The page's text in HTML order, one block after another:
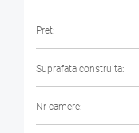
Pret:
Suprafata construita:
Nr camere: